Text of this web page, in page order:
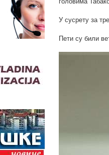
У сусрету за
Пети су били